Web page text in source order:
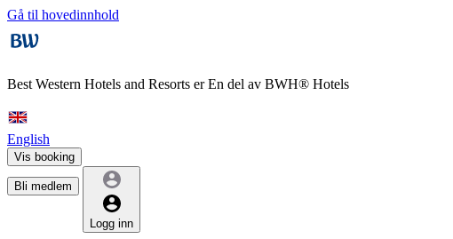
Gå til hovedinnhold
Best Western Hotels and Resorts erEn del av BWH® Hotels
English
Vis booking
Bli medlem
Logg inn